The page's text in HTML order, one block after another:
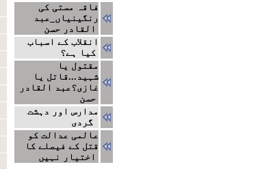
فاقہ مستی کی
رنگینیاں_عبد
القادر حسن
انقلاب کے اسباب
کیا ہے؟
مقتول یا
شہید...قاتل یا
غازی؟عبد القادر
حسن
مدارس اور دہشت
گردی
عالمی عدالت کو
قتل کے فیصلے کا
اختیار نہیں